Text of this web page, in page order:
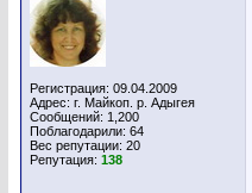
Регистрация: 09.04.2009
Адрес: г. Майкоп. р. Адыгея
Сообщений: 1,200
Поблагодарили: 64
Вес репутации: 20
Репутация: 138